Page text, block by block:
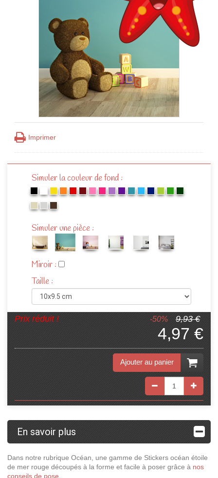
Imprimer
Simuler la couleur de fond :
Simuler une pièce :
Miroir :
Taille :
-50% 9,93 €
Prix réduit !
4,97 €
Ajouter au panier
En savoir plus
Dans notre rubrique Océan, une gamme de Stickers océan étoile
de mer rouge découpés à la forme et facile à poser grâce à nos
conseils de pose